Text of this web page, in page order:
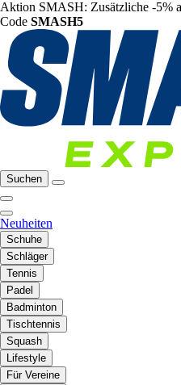
Aktion SMASH: Zusätzliche -5%
Code SMASH5
Suchen
Neuheiten
Schuhe
Schläger
Tennis
Padel
Badminton
Tischtennis
Squash
Lifestyle
Für Vereine